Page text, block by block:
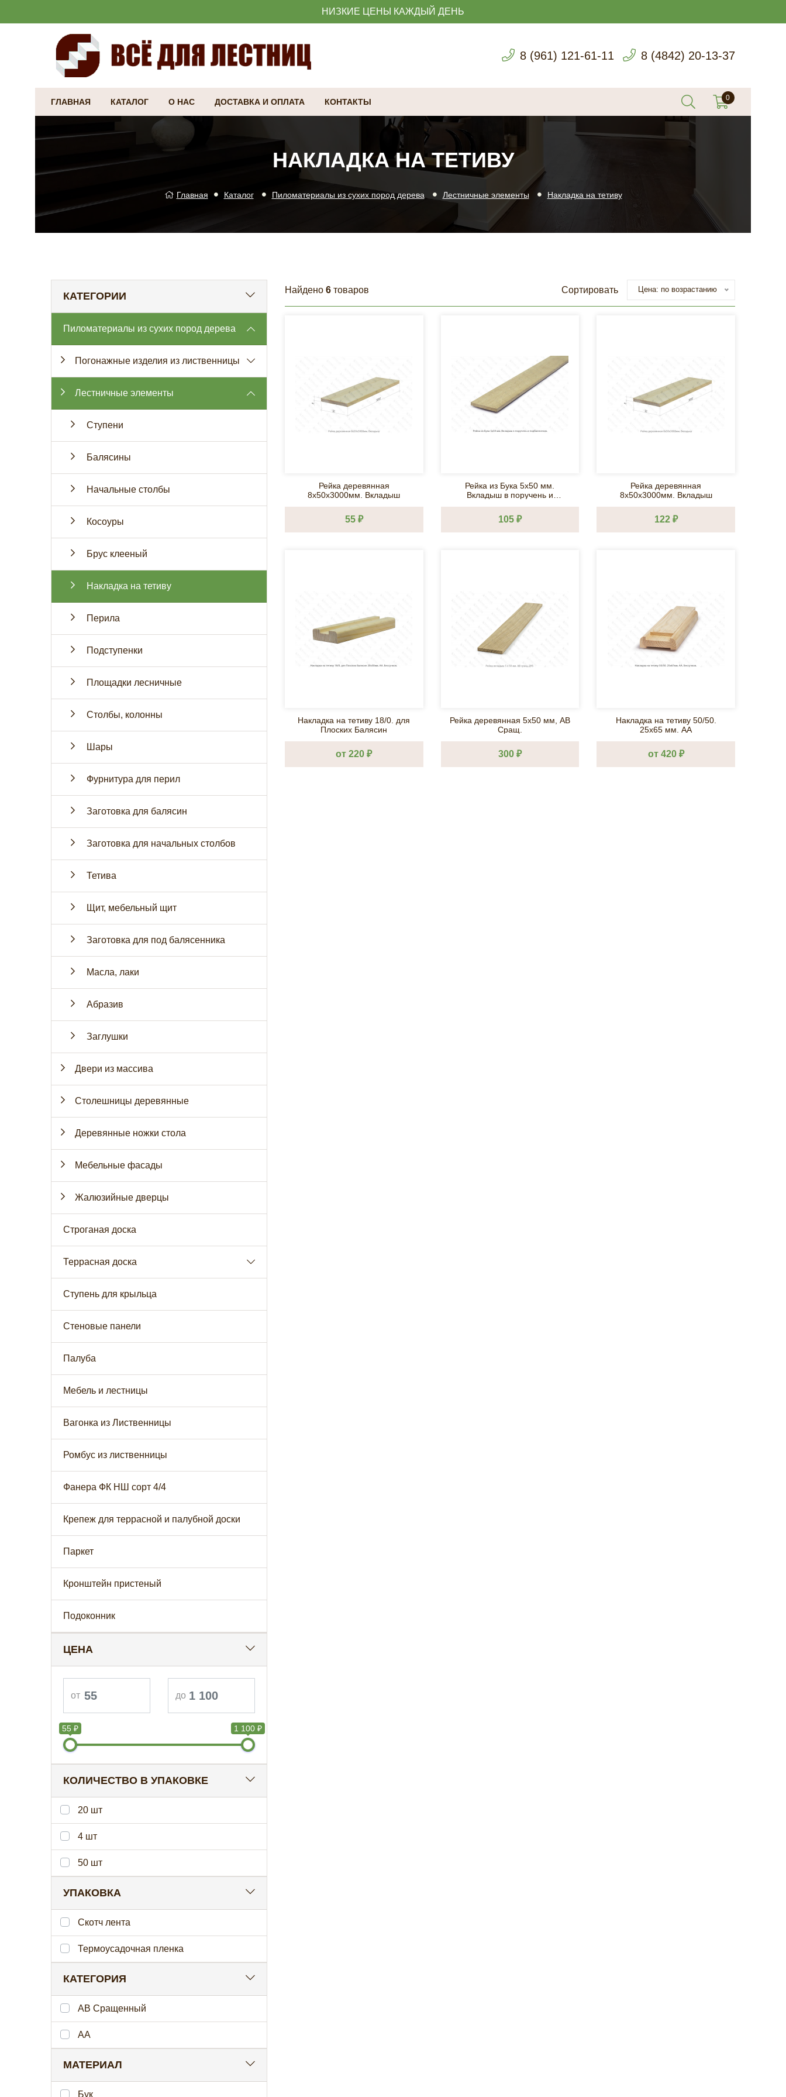
НИЗКИЕ ЦЕНЫ КАЖДЫЙ ДЕНЬ
8 (961) 121-61-11 8 (4842) 20-13-37
ГЛАВНАЯ КАТАЛОГ О НАС ДОСТАВКА И ОПЛАТА КОНТАКТЫ
НАКЛАДКА НА ТЕТИВУ
Главная Каталог Пиломатериалы из сухих пород дерева Лестничные элементы Накладка на тетиву
КАТЕГОРИИ
Пиломатериалы из сухих пород дерева
Погонажные изделия из лиственницы
Лестничные элементы
Ступени
Балясины
Начальные столбы
Косоуры
Брус клееный
Накладка на тетиву
Перила
Подступенки
Площадки лесничные
Столбы, колонны
Шары
Фурнитура для перил
Заготовка для балясин
Заготовка для начальных столбов
Тетива
Щит, мебельный щит
Заготовка для под балясенника
Масла, лаки
Абразив
Заглушки
Двери из массива
Столешницы деревянные
Деревянные ножки стола
Мебельные фасады
Жалюзийные дверцы
Строганая доска
Террасная доска
Ступень для крыльца
Стеновые панели
Палуба
Мебель и лестницы
Вагонка из Лиственницы
Ромбус из лиственницы
Фанера ФК НШ сорт 4/4
Крепеж для террасной и палубной доски
Паркет
Кронштейн пристеный
Подоконник
ЦЕНА
55 ₽ 1 100 ₽
КОЛИЧЕСТВО В УПАКОВКЕ
20 шт
4 шт
50 шт
УПАКОВКА
Скотч лента
Термоусадочная пленка
КАТЕГОРИЯ
AB Сращенный
АА
МАТЕРИАЛ
Бук
Найдено 6 товаров Сортировать Цена: по возрастанию
Рейка деревянная
8х50х3000мм. Вкладыш
55 ₽
Рейка из Бука 5х50 мм.
Вкладыш в поручень и
105 ₽
Рейка деревянная
8х50х3000мм. Вкладыш
122 ₽
Накладка на тетиву 18/0. для
Плоских Балясин
от 220 ₽
Рейка деревянная 5х50 мм, АВ
Сращ.
300 ₽
Накладка на тетиву 50/50.
25х65 мм. АА
от 420 ₽